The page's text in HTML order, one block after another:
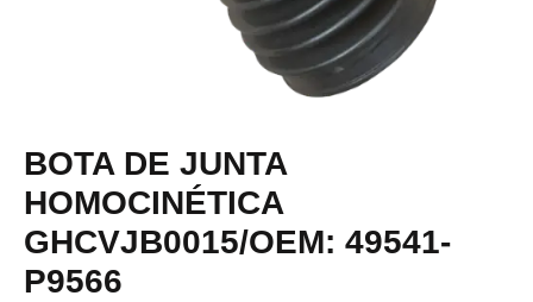
BOTA DE JUNTA
HOMOCINÉTICA
GHCVJB0015/OEM: 49541-
P9566